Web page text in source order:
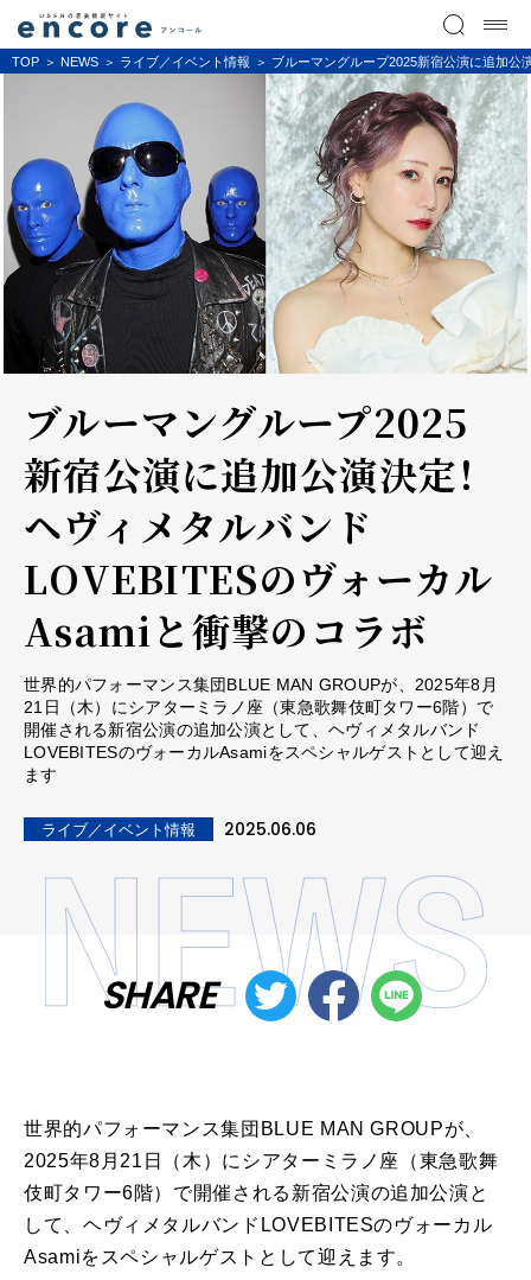
TOP NEWS ライブ／イベント情報 ブルーマングループ2025新宿公演に追加公
ブルーマングループ2025
新宿公演に追加公演決定！
ヘヴィメタルバンド
LOVEBITESのヴォーカル
Asamiと衝撃のコラボ
世界的パフォーマンス集団BLUE MAN GROUPが、2025年8月
21日（木）にシアターミラノ座（東急歌舞伎町タワー6階）で
開催される新宿公演の追加公演として、ヘヴィメタルバンド
LOVEBITESのヴォーカルAsamiをスペシャルゲストとして迎え
ます
ライブ／イベント情報 2025.06.06
SHARE
世界的パフォーマンス集団BLUE MAN GROUPが、
2025年8月21日（木）にシアターミラノ座（東急歌舞
伎町タワー6階）で開催される新宿公演の追加公演と
して、ヘヴィメタルバンドLOVEBITESのヴォーカル
Asamiをスペシャルゲストとして迎えます。